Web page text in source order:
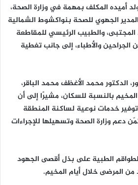
أميده المكلف بمهمة في وزارة الصحة،
المدير الجهوي للصحة بنواكشوط الشمالية
والطبيب الرئيسي للمقاطعة
والأطباء، إلى جانب تغطية
الدكتور محمد الأغظف محمد الباقر،
بالنسبة للسكان، مشيرًا إلى أن
خدمات نوعية لساكنة المنطقة
دعم وزارة الصحة وتسهيلها للإجراءات
الطبية على بذل أقصى الجهود
المرضى خلال أيام المخيم.